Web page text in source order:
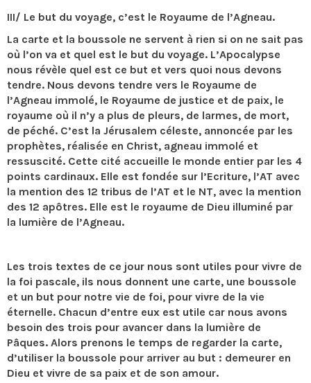
III/ Le but du voyage, c’est le Royaume de l’Agneau.
La carte et la boussole ne servent à rien si on ne sait pas
où l’on va et quel est le but du voyage. L’Apocalypse
nous révèle quel est ce but et vers quoi nous devons
tendre. Nous devons tendre vers le Royaume de
l’Agneau immolé, le Royaume de justice et de paix, le
royaume où il n’y a plus de pleurs, de larmes, de mort,
de péché. C’est la Jérusalem céleste, annoncée par les
prophètes, réalisée en Christ, agneau immolé et
ressuscité. Cette cité accueille le monde entier par les 4
points cardinaux. Elle est fondée sur l’Ecriture, l’AT avec
la mention des 12 tribus de l’AT et le NT, avec la mention
des 12 apôtres. Elle est le royaume de Dieu illuminé par
la lumière de l’Agneau.
Les trois textes de ce jour nous sont utiles pour vivre de
la foi pascale, ils nous donnent une carte, une boussole
et un but pour notre vie de foi, pour vivre de la vie
éternelle. Chacun d’entre eux est utile car nous avons
besoin des trois pour avancer dans la lumière de
Pâques. Alors prenons le temps de regarder la carte,
d’utiliser la boussole pour arriver au but : demeurer en
Dieu et vivre de sa paix et de son amour.